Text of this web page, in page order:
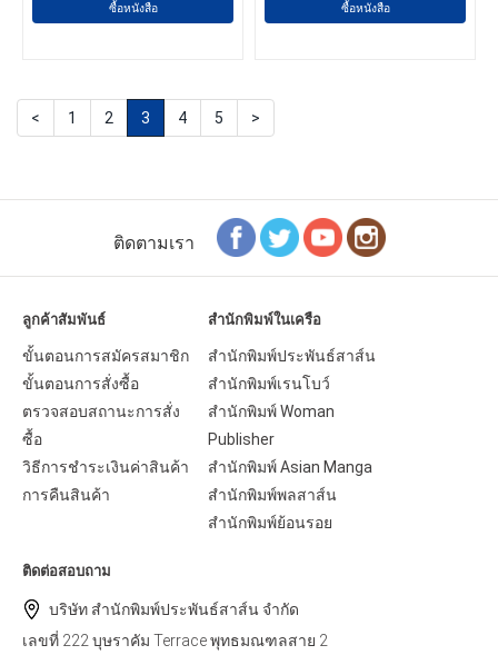
ซื้อหนังสือ ซื้อหนังสือ
< 1 2 3 4 5 >
ติดตามเรา
ลูกค้าสัมพันธ์
ขั้นตอนการสมัครสมาชิก
ขั้นตอนการสั่งซื้อ
ตรวจสอบสถานะการสั่ง
ซื้อ
วิธีการชำระเงินค่าสินค้า
การคืนสินค้า
สำนักพิมพ์ในเครือ
สำนักพิมพ์ประพันธ์สาส์น
สำนักพิมพ์เรนโบว์
สำนักพิมพ์ Woman
Publisher
สำนักพิมพ์ Asian Manga
สำนักพิมพ์พลสาส์น
สำนักพิมพ์ย้อนรอย
ติดต่อสอบถาม
บริษัท สำนักพิมพ์ประพันธ์สาส์น จำกัด
เลขที่ 222 บุษราคัม Terrace พุทธมณฑลสาย 2